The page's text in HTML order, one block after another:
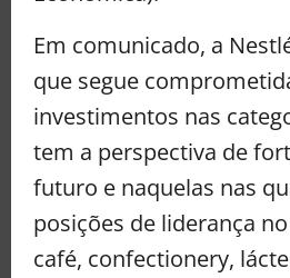
Em comunicado, a
que segue
investimentos nas
tem a perspectiva de
futuro e naquelas nas
posições de liderança
café, confectionery,